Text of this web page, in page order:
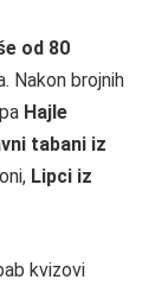
od 80
Nakon brojnih
Hajle
tabani iz
Lipci iz
kvizovi